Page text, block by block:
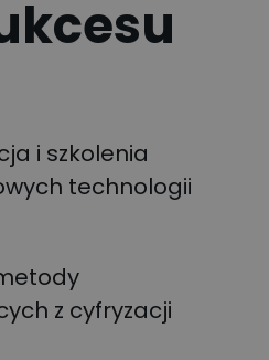
i szkolenia
technologii
z cyfryzacji